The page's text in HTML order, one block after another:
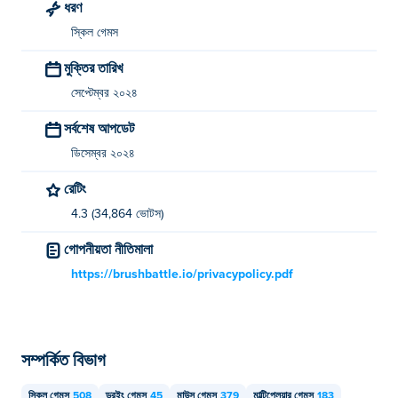
আমি কি মোবাইল ডিভাইস এবং ডেস্কটপে BrushBattle
খেলতে পারি?
আমি কি আমার বন্ধুর সাথে BrushBattle খেলতে পারি?
হ্যাঁ! BrushBattle একটি একক বা মাল্টিপ্লেয়ার গেম যাতে আপনি আপনার
বন্ধুদের সাথে খেলতে পারেন!
ধরণ
স্কিল গেমস
মুক্তির তারিখ
সেপ্টেম্বর ২০২৪
সর্বশেষ আপডেট
ডিসেম্বর ২০২৪
রেটিং
4.3 (34,864 ভোটস)
গোপনীয়তা নীতিমালা
https://brushbattle.io/privacypolicy.pdf
সম্পর্কিত বিভাগ